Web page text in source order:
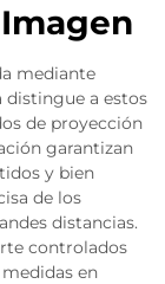
mediante
distingue a estos
de proyección
garantizan
y bien
de los
distancias.
controlados
en